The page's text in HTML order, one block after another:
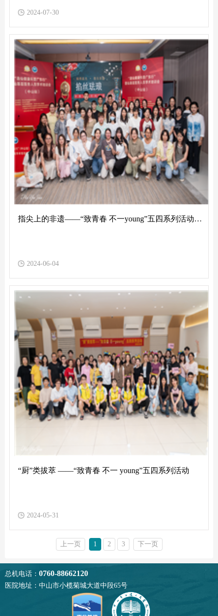
2024-07-30
指尖上的非遗——“致青春 不一young”五四系列活动之掐丝珐琅
2024-06-04
“厨”类拔萃 ——“致青春 不一 young”五四系列活动
2024-05-31
上一页 1 2 3 下一页
总机电话： 0760-88662120
医院地址：中山市小榄菊城大道中段65号